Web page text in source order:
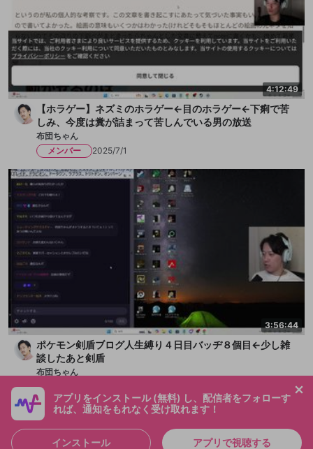
4:12:49
【ホラゲー】ネズミのホラゲー←目のホラゲー←下痢で苦
しみ、今度は糞が詰まって苦しんでいる男の放送
布団ちゃん
メンバー
2025/7/1
3:56:44
ポケモン剣盾ブログ人生縛り４日目バッヂ８個目←少し雑
談したあと剣盾
布団ちゃん
アプリをインストール (無料) し、配信者をフォローす
れば、通知をもれなく受け取れます！
インストール アプリで視聴する